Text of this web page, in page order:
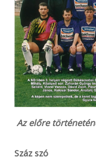
Az előre
Száz szó